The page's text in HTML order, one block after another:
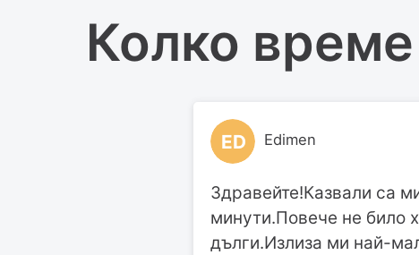
Колко
ED Edimen
Здравейте!Казвали са
минути.Повече не било
дълги.Излиза ми най-